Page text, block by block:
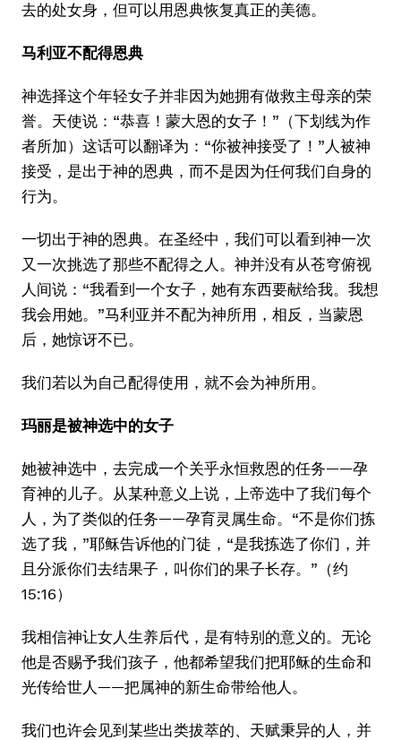
去的处女身，但可以用恩典恢复真正的美德。
马利亚不配得恩典
神选择这个年轻女子并非因为她拥有做救主母亲的荣
誉。天使说：“恭喜！蒙大恩的女子！”（下划线为作
者所加）这话可以翻译为：“你被神接受了！”人被神
接受，是出于神的恩典，而不是因为任何我们自身的
行为。
一切出于神的恩典。在圣经中，我们可以看到神一次
又一次挑选了那些不配得之人。神并没有从苍穹俯视
人间说：“我看到一个女子，她有东西要献给我。我想
我会用她。”马利亚并不配为神所用，相反，当蒙恩
后，她惊讶不已。
我们若以为自己配得使用，就不会为神所用。
玛丽是被神选中的女子
她被神选中，去完成一个关乎永恒救恩的任务——孕
育神的儿子。从某种意义上说，上帝选中了我们每个
人，为了类似的任务——孕育灵属生命。“不是你们拣
选了我，”耶稣告诉他的门徒，“是我拣选了你们，并
且分派你们去结果子，叫你们的果子长存。”（约
15:16）
我相信神让女人生养后代，是有特别的意义的。无论
他是否赐予我们孩子，他都希望我们把耶稣的生命和
光传给世人——把属神的新生命带给他人。
我们也许会见到某些出类拔萃的、天赋秉异的人，并